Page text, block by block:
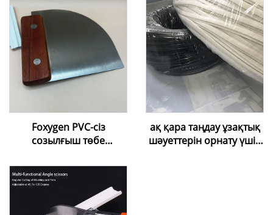
Foxygen PVC-сіз
созылғыш төбе
орнату
ыңғайландырғыштары,
шпатель, орнату
құралдары, шпатель
ақ қара таңдау ұзақтық
шәуеттерін орнату үшін